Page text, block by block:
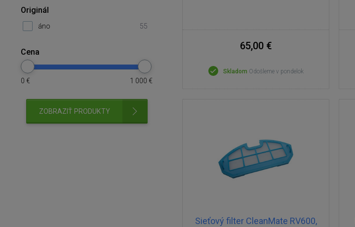
65,00 €
Skladom Odošleme v pondelok
Sieťový filter CleanMate RV600,
Originál
áno 55
Cena
0 € 1 000 €
ZOBRAZIŤ PRODUKTY